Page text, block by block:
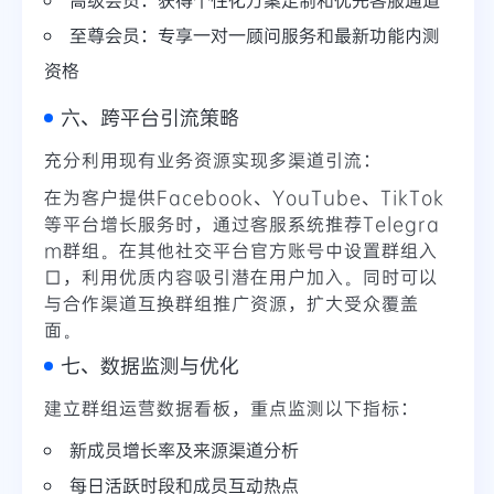
至尊会员：专享一对一顾问服务和最新功能内测
资格
六、跨平台引流策略
充分利用现有业务资源实现多渠道引流：
在为客户提供Facebook、YouTube、TikTok
等平台增长服务时，通过客服系统推荐Telegra
m群组。在其他社交平台官方账号中设置群组入
口，利用优质内容吸引潜在用户加入。同时可以
与合作渠道互换群组推广资源，扩大受众覆盖
面。
七、数据监测与优化
建立群组运营数据看板，重点监测以下指标：
新成员增长率及来源渠道分析
每日活跃时段和成员互动热点